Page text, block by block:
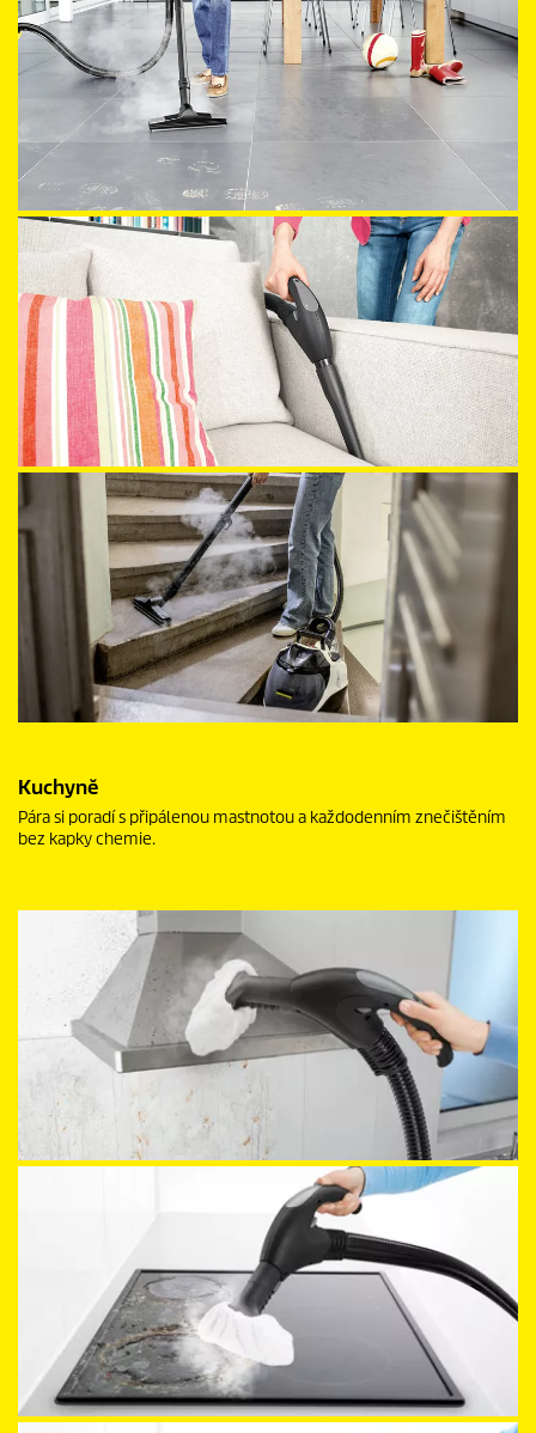
Kuchyně
Pára si poradí s připálenou mastnotou a každodenním znečištěním
bez kapky chemie.